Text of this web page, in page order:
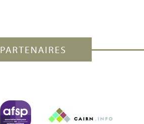
PARTENAIRES